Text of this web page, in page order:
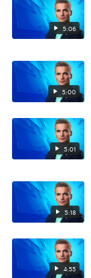
5:06
5:00
5:01
5:18
4:55